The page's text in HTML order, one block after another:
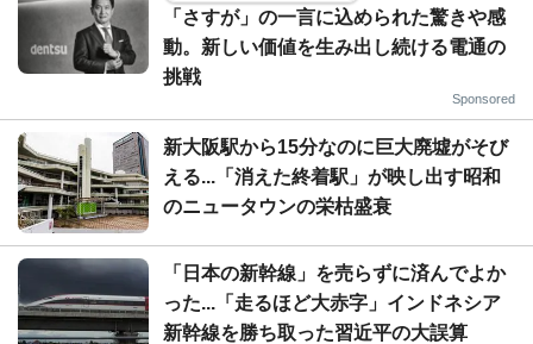
「さすが」の一言に込められた驚きや感
動。新しい価値を生み出し続ける電通の
挑戦
Sponsored
新大阪駅から15分なのに巨大廃墟がそび
える...「消えた終着駅」が映し出す昭和
のニュータウンの栄枯盛衰
「日本の新幹線」を売らずに済んでよか
った...「走るほど大赤字」インドネシア
新幹線を勝ち取った習近平の大誤算